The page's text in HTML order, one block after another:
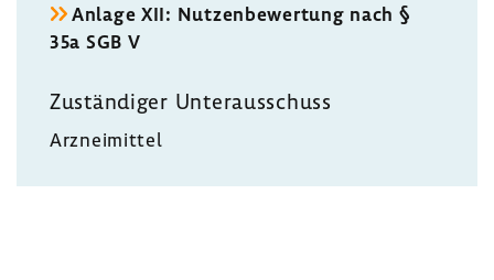
Anlage XII: Nutzen­be­wer­tung nach §
35a SGB V
Zustän­diger Unter­aus­schuss
Arznei­mittel